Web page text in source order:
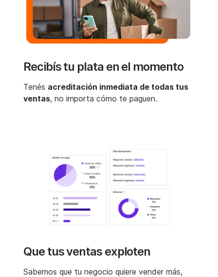
Recibís tu plata en el momento
Tenés acreditación inmediata de todas tus
ventas, no importa cómo te paguen.
Que tus ventas exploten
Sabemos que tu negocio quiere vender más,